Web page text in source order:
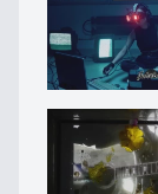
Ruines de